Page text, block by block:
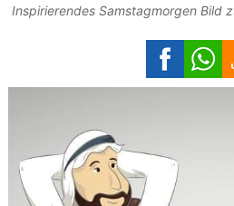
Inspirierendes Samstagmorgen Bild